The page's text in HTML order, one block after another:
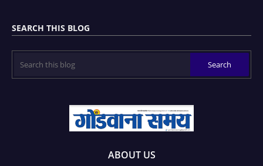
SEARCH THIS BLOG
ABOUT US